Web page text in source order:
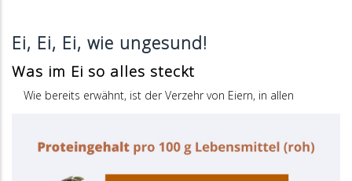
Ei, Ei, Ei, wie ungesund!
Was im Ei so alles steckt
Wie bereits erwähnt, ist der Verzehr von Eiern, in allen